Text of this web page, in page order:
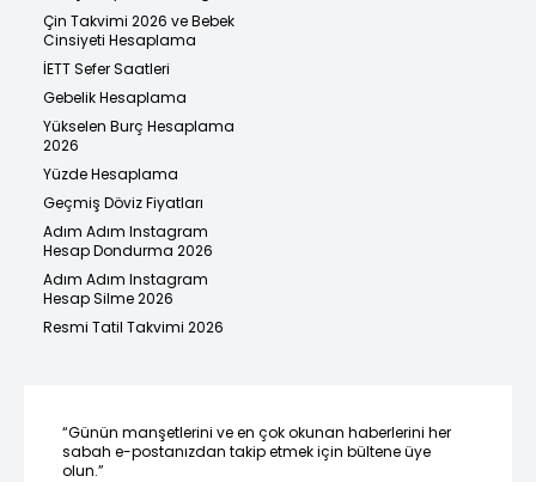
Çin Takvimi 2026 ve Bebek
Cinsiyeti Hesaplama
İETT Sefer Saatleri
Gebelik Hesaplama
Yükselen Burç Hesaplama
2026
Yüzde Hesaplama
Geçmiş Döviz Fiyatları
Adım Adım Instagram
Hesap Dondurma 2026
Adım Adım Instagram
Hesap Silme 2026
Resmi Tatil Takvimi 2026
“Günün manşetlerini ve en çok okunan haberlerini her
sabah e-postanızdan takip etmek için bültene üye
olun.”